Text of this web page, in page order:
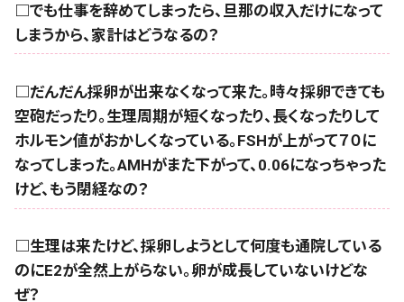
□でも仕事を辞めてしまったら、旦那の収入だけになって
しまうから、家計はどうなるの？
□だんだん採卵が出来なくなって来た。時々採卵できても
空砲だったり。生理周期が短くなったり、長くなったりして
ホルモン値がおかしくなっている。FSHが上がって７０に
なってしまった。AMHがまた下がって、0.06になっちゃった
けど、もう閉経なの？
□生理は来たけど、採卵しようとして何度も通院している
のにE2が全然上がらない。卵が成長していないけどな
ぜ？